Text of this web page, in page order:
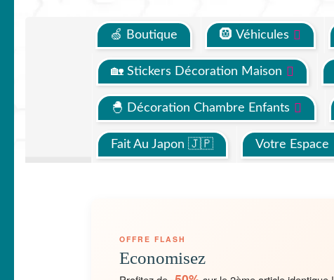
🍏 Boutique 🛞 Véhicules
🏡 Stickers Décoration Maison
🐣 Décoration Chambre Enfants
Fait Au Japon 🇯🇵 Votre Espace
OFFRE FLASH
Economisez